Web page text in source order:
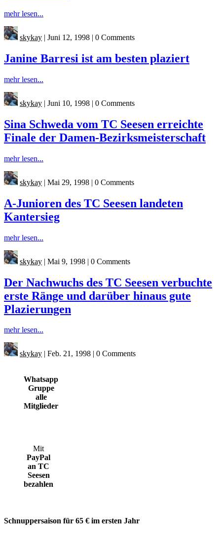
mehr lesen...
skykay | Juni 12, 1998 | 0 Comments
Janine Barresi ist am besten plaziert
mehr lesen...
skykay | Juni 10, 1998 | 0 Comments
Sina Schweda vom TC Seesen erreichte
Finale der Damen-Bezirksmeisterschaft
mehr lesen...
skykay | Mai 29, 1998 | 0 Comments
A-Junioren des TC Seesen landeten
Kantersieg
mehr lesen...
skykay | Mai 9, 1998 | 0 Comments
Der Nachwuchs des TC Seesen verbuchte
erste Ränge und darüber hinaus gute
Plazierungen
mehr lesen...
skykay Feb. 21, 1998 0 Comments
Whatsapp
Gruppe
alle
Mitglieder
Mit
PayPal
an TC
Seesen
bezahlen
Schnuppersaison für 65 € im ersten Jahr